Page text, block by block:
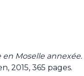
en Moselle
2015, 365 pages.